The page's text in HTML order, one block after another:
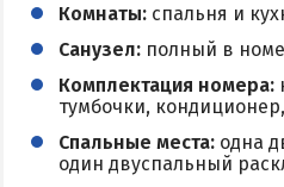
Комнаты: спальня и
Санузел: полный в
Комплектация номера:
тумбочки,
Спальные места: одна
один двуспальный